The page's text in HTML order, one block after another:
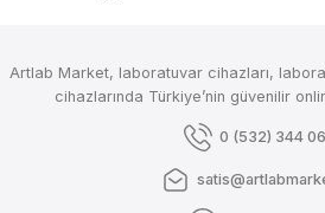
Artlab Market, laboratuvar cihazları,
cihazlarında Türkiye’nin güvenilir
0 (532) 344